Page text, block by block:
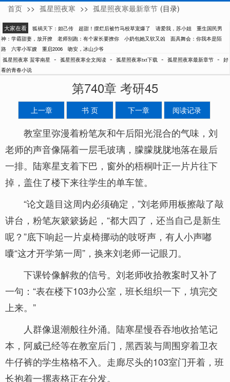
蜚零南星
首页 >> 孤星照夜寒 >> 孤星照夜寒最新章节 (目录)
大家在看 狐祸天下：妲己传 超甜！摆烂后被竹马校草宠爆了 请爱我，苏小姐
重生国民男
神：学霸甜妻，放开撩
老师别跑：有个家长要撩你 小奶包她又软又凶
面具舞会：你我本是陌
路
六零小军嫂 重启2006
吻安，冰山少爷
孤星照夜寒 蜚零南星 - 孤星照夜寒全文阅读 - 孤星照夜寒txt下载 - 孤星照夜寒最新章节 - 好
看的青春小说
第740章 考研45
上一章 书 页 下一章 阅读记录
教室里弥漫着粉笔灰和午后阳光混合的气味，刘
老师的声音像隔着一层毛玻璃，朦朦胧胧地落在最后
一排。陆寒星支着下巴，窗外的梧桐叶正一片片往下
掉，盖住了楼下来往学生的单车筐。
“论文题目这周内必须确定，”刘老师用板擦敲了敲
讲台，粉笔灰簌簌扬起，“都大四了，还当自己是新生
呢？”底下响起一片桌椅挪动的吱呀声，有人小声嘟
囔“这才开学第一周”，换来刘老师一记眼刀。
下课铃像解救的信号。刘老师收拾教案时又补了
一句：“表在楼下103办公室，班长组织一下，填完交
上来。”
人群像退潮般往外涌。陆寒星慢吞吞地收拾笔记
本，阿威已经等在教室后门，黑西装与周围穿着卫衣
牛仔裤的学生格格不入。走廊尽头的103室门开着，班
长抱着一摞表格正在分发。